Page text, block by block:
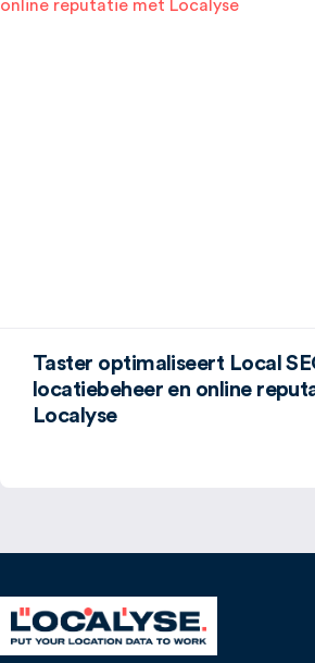
Taster optimaliseert Local
locatiebeheer en online
Localyse